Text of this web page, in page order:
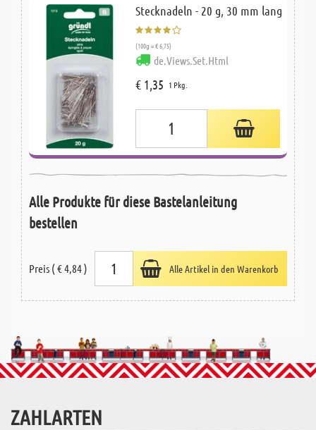
Stecknadeln - 20 g, 30 mm lang
(100g = € 6,75)
de.Views.Set.Html
€ 1,35 1 Pkg.
Alle Produkte für diese Bastelanleitung
bestellen
Preis ( € 4,84 ) Alle Artikel in den Warenkorb
ZAHLARTEN